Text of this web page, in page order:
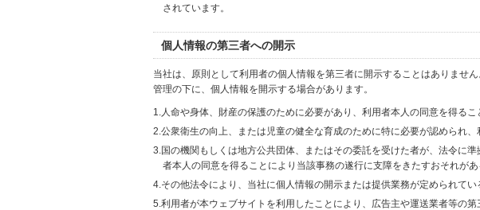
されています。
個人情報の第三者への開示
当社は、原則として利用者の個人情報を第三者に開示することはありませ
管理の下に、個人情報を開示する場合があります。
1.人命や身体、財産の保護のために必要があり、利用者本人の同意を得るこ
2.公衆衛生の向上、または児童の健全な育成のために特に必要が認められ
3.国の機関もしくは地方公共団体、またはその委託を受けた者が、法令に
者本人の同意を得ることにより当該事務の遂行に支障をきたすおそれがあ
4.その他法令により、当社に個人情報の開示または提供業務が定められてい
5.利用者が本ウェブサイトを利用したことにより、広告主や運送業者等の